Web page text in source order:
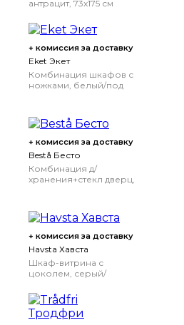
антрацит, 73x175 см
+ комиссия за доставку
Eket Экет
Комбинация шкафов с
ножками, белый/под
+ комиссия за доставку
Bestå Бесто
Комбинация д/
хранения+стекл дверц,
прозрачное стекло,
60x42x193 см
+ комиссия за доставку
Havsta Хавста
Шкаф-витрина с
цоколем, серый/
121x37x134 см